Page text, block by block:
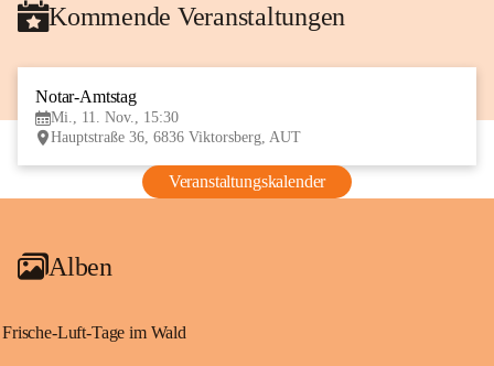
Kommende Veranstaltungen
Notar-Amtstag
Mi., 11. Nov., 15:30
Hauptstraße 36, 6836 Viktorsberg, AUT
Veranstaltungskalender
Alben
Frische-Luft-Tage im Wald